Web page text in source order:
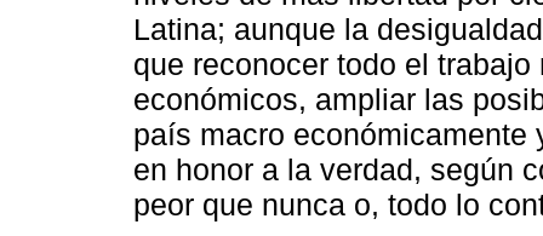
Latina; aunque la
que reconocer todo el
económicos, ampliar las
país macro económicamente
en honor a la verdad, según
peor que nunca o, todo lo